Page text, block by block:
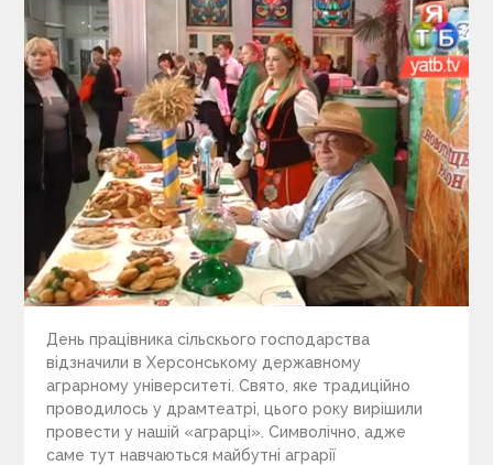
День працівника сільскього господарства
відзначили в Херсонському державному
аграрному університеті. Свято, яке традиційно
проводилось у драмтеатрі, цього року вирішили
провести у нашій «аграрці». Символічно, адже
саме тут навчаються майбутні аграрії